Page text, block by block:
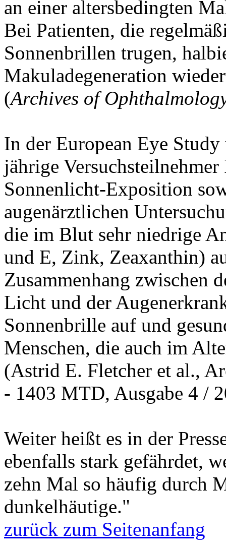
an einer altersbedingten
Bei Patienten, die
Sonnenbrillen trugen,
Makuladegeneration
(Archives of
In der European Eye
jährige
Sonnenlicht-Exposition
augenärztlichen
die im Blut sehr niedrige
und E, Zink, Zeaxanthin)
Zusammenhang zwischen
Licht und der
Sonnenbrille auf und
Menschen, die auch im
(Astrid E. Fletcher et al.,
- 1403 MTD, Ausgabe 4 /
Weiter heißt es in der
ebenfalls stark gefährdet,
zehn Mal so häufig durch
dunkelhäutige."
zurück zum Seitenanfang